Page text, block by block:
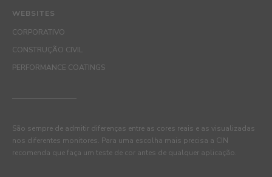
WEBSITES
CORPORATIVO
CONSTRUÇÃO CIVIL
PERFORMANCE COATINGS
São sempre de admitir diferenças entre as cores reais e as visualizadas
nos diferentes monitores. Para uma escolha mais precisa a CIN
recomenda que faça um teste de cor antes de qualquer aplicação.